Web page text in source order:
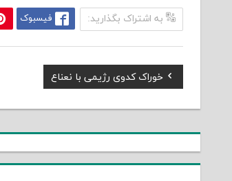
به اشتراک بگذارید: فیسبوک
راهبری
نوشته
Previous
Post:
خوراک کدوی رژیمی با نعناع